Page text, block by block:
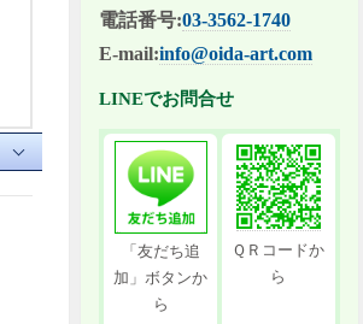
電話番号:03-3562-1740
E-mail:info@oida-art.com
LINEでお問合せ
「友だち追
加」ボタンか
ら
ＱＲコードか
ら